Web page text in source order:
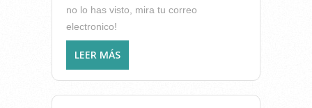
no lo has visto, mira tu correo
electronico!
LEER MÁS
DESDE ESTE 2016 LA EMISIÓN